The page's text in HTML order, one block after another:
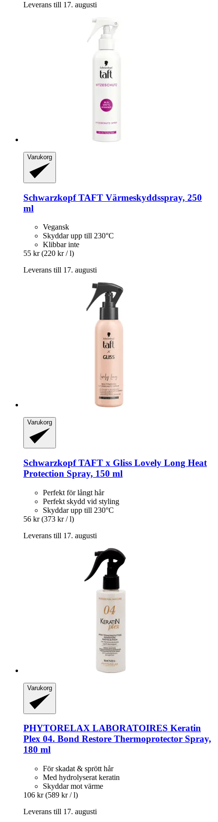
Leverans till 17. augusti
Varukorg
SchwarzkopfTAFT Värmeskyddsspray, 250
ml
Vegansk
Skyddar upp till 230°C
Klibbar inte
55 kr (220 kr / l)
Leverans till 17. augusti
Varukorg
SchwarzkopfTAFT x Gliss Lovely Long Heat
Protection Spray, 150 ml
Perfekt för långt hår
Perfekt skydd vid styling
Skyddar upp till 230°C
56 kr (373 kr / l)
Leverans till 17. augusti
Varukorg
PHYTORELAX LABORATOIRES Keratin
Plex 04. Bond Restore Thermoprotector Spray,
180 ml
För skadat & sprött hår
Med hydrolyserat keratin
Skyddar mot värme
106 kr (589 kr / l)
Leverans till 17. augusti